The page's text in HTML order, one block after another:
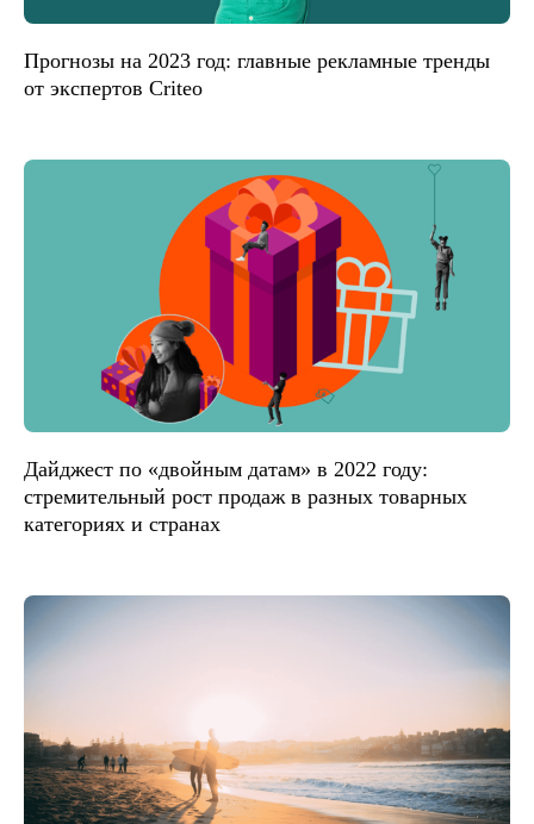
Прогнозы на 2023 год: главные рекламные тренды
от экспертов Criteo
Дайджест по «двойным датам» в 2022 году:
стремительный рост продаж в разных товарных
категориях и странах